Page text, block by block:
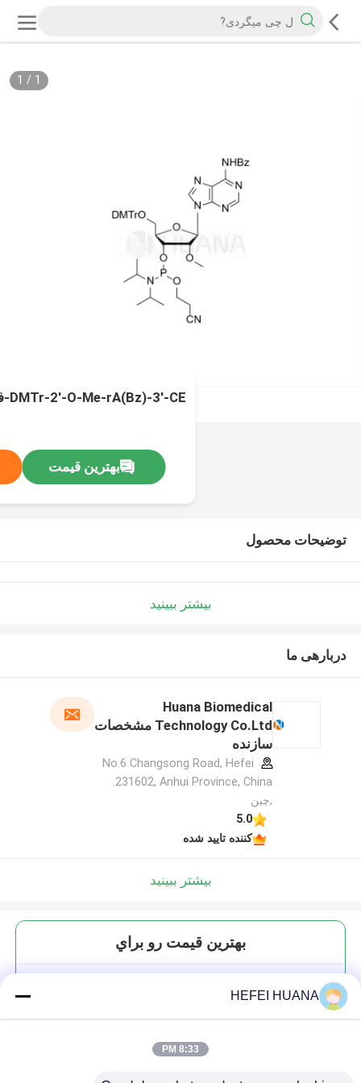
1
/
1
DMTr-2'-O-Me-rA(Bz)-3'-CE-فوسفورمیدیت
بهترین قیمت
توضیحات محصول
بیشتر ببینید
دربارهی ما
Huana Biomedical
Technology Co.Ltd مشخصات
سازنده
No.6 Changsong Road, Hefei
,چین
5.0
کننده تایید شده
بیشتر ببینید
بهترين قيمت رو براي
HEFEI HUANA
8:33 PM